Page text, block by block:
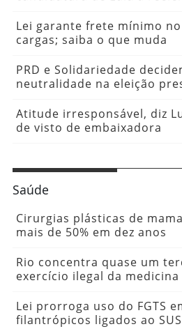
Lei garante frete mínimo
cargas; saiba o que muda
PRD e Solidariedade
neutralidade na eleição
Atitude irresponsável, diz
de visto de embaixadora
Saúde
Cirurgias plásticas de
mais de 50% em dez anos
Rio concentra quase um
exercício ilegal da medicina
Lei prorroga uso do FGTS
filantrópicos ligados ao SUS